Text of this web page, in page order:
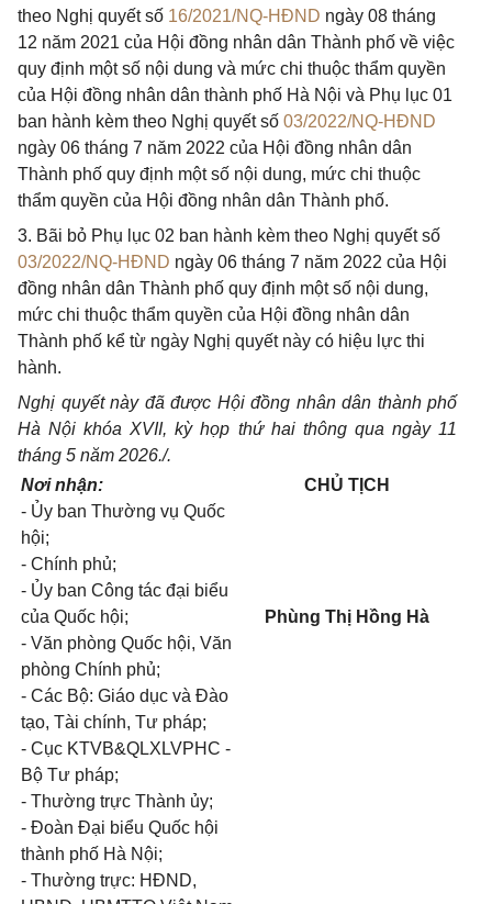
theo Nghị quyết số 16/2021/NQ-HĐND ngày 08 tháng
12 năm 2021 của Hội đồng nhân dân Thành phố về việc
quy định một số nội dung và mức chi thuộc thẩm quyền
của Hội đồng nhân dân thành phố Hà Nội và Phụ lục 01
ban hành kèm theo Nghị quyết số 03/2022/NQ-HĐND
ngày 06 tháng 7 năm 2022 của Hội đồng nhân dân
Thành phố quy định một số nội dung, mức chi thuộc
thẩm quyền của Hội đồng nhân dân Thành phố.
3. Bãi bỏ Phụ lục 02 ban hành kèm theo Nghị quyết số
03/2022/NQ-HĐND ngày 06 tháng 7 năm 2022 của Hội
đồng nhân dân Thành phố quy định một số nội dung,
mức chi thuộc thẩm quyền của Hội đồng nhân dân
Thành phố kể từ ngày Nghị quyết này có hiệu lực thi
hành.
Nghị quyết này đã được Hội đồng nhân dân thành phố
Hà Nội khóa XVII, kỳ họp thứ hai thông qua ngày 11
tháng 5 năm 2026./.
Nơi nhận:
- Ủy ban Thường vụ Quốc
hội;
- Chính phủ;
- Ủy ban Công tác đại biểu
của Quốc hội;
- Văn phòng Quốc hội, Văn
phòng Chính phủ;
- Các Bộ: Giáo dục và Đào
tạo, Tài chính, Tư pháp;
- Cục KTVB&QLXLVPHC -
Bộ Tư pháp;
- Thường trực Thành ủy;
- Đoàn Đại biểu Quốc hội
thành phố Hà Nội;
- Thường trực: HĐND,
CHỦ TỊCH
Phùng Thị Hồng Hà